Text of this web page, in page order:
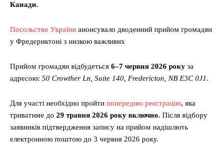
Канади.
Посольство України анонсувало дводенний прийом громадян
у Фредериктоні з низкою важливих
Прийом громадян відбудеться 6–7 червня 2026 року за
адресою: 50 Crowther Ln, Suite 140, Fredericton, NB E3C 0J1.
Для участі необхідно пройти попередню реєстрацію, яка
триватиме до 29 травня 2026 року включно. Після відбору
заявників підтвердження запису на прийом надішлють
електронною поштою до 3 червня 2026 року.